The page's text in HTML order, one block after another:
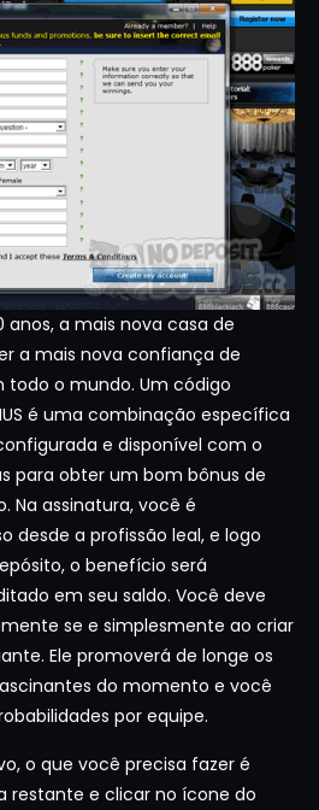
anos, a mais nova casa de
a mais nova confiança de
todo o mundo. Um código
é uma combinação específica
e disponível com o
para obter um bom bônus de
Na assinatura, você é
desde a profissão leal, e logo
o benefício será
em seu saldo. Você deve
se e simplesmente ao criar
Ele promoverá de longe os
do momento e você
por equipe.
o que você precisa fazer é
restante e clicar no ícone do